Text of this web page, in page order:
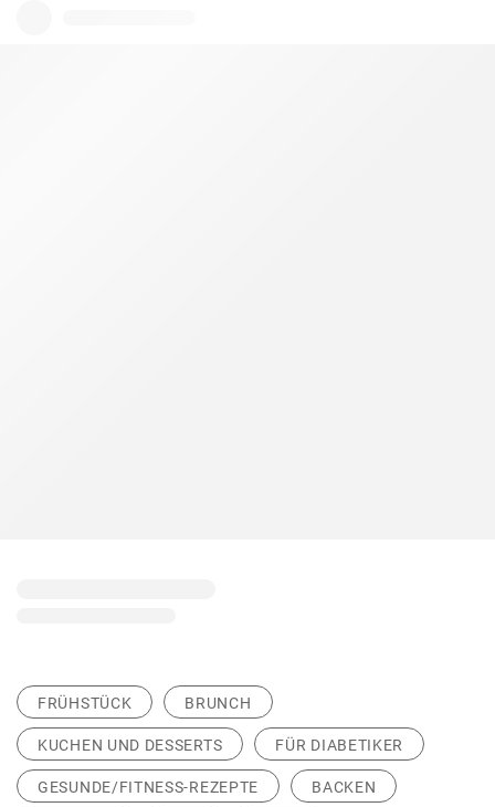
FRÜHSTÜCK BRUNCH
KUCHEN UND DESSERTS FÜR DIABETIKER
GESUNDE/FITNESS-REZEPTE BACKEN